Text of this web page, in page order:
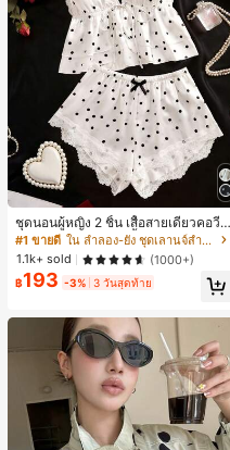
ชุดนอนผู้หญิง 2 ชิ้น เสื้อสายเดี่ยวคอวีลู
กไม้ พร้อมกางเกงขาสั้นแต่งลูกไม้ แต่ง
โบว์ที่เอว ชุดลำลองผู้หญิงนุ่มสบายน่ารั
ก สไตล์เอสเธติก
#1 ขายดี
ใน ลำลอง-ยัง ชุดเลานจ์สำหรับผู้หญิง
1.1k+ sold
(1000+)
฿193 -3% 3 วันสุดท้าย